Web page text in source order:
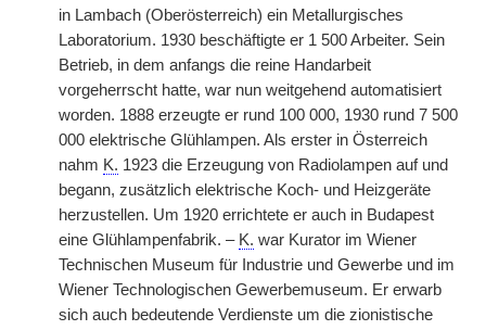
in Lambach (Oberösterreich) ein Metallurgisches
Laboratorium. 1930 beschäftigte er 1 500 Arbeiter. Sein
Betrieb, in dem anfangs die reine Handarbeit
vorgeherrscht hatte, war nun weitgehend automatisiert
worden. 1888 erzeugte er rund 100 000, 1930 rund 7 500
000 elektrische Glühlampen. Als erster in Österreich
nahm K. 1923 die Erzeugung von Radiolampen auf und
begann, zusätzlich elektrische Koch- und Heizgeräte
herzustellen. Um 1920 errichtete er auch in Budapest
eine Glühlampenfabrik. – K. war Kurator im Wiener
Technischen Museum für Industrie und Gewerbe und im
Wiener Technologischen Gewerbemuseum. Er erwarb
sich auch bedeutende Verdienste um die zionistische